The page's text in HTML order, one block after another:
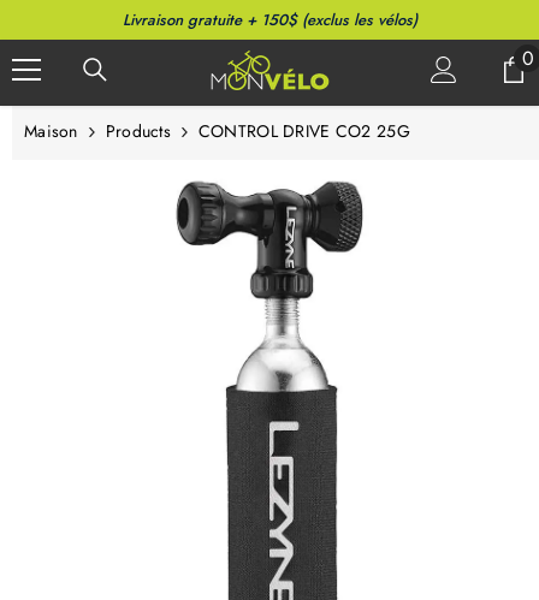
Livraison gratuite + 150$ (exclus les vélos)
0
0
Maison Products CONTROL DRIVE CO2 25G